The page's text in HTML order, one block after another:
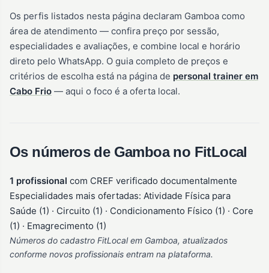
Os perfis listados nesta página declaram Gamboa como
área de atendimento — confira preço por sessão,
especialidades e avaliações, e combine local e horário
direto pelo WhatsApp. O guia completo de preços e
critérios de escolha está na página de personal trainer em
Cabo Frio — aqui o foco é a oferta local.
Os números de Gamboa no FitLocal
1 profissional com CREF verificado documentalmente
Especialidades mais ofertadas: Atividade Física para
Saúde (1) · Circuito (1) · Condicionamento Físico (1) · Core
(1) · Emagrecimento (1)
Números do cadastro FitLocal em Gamboa, atualizados
conforme novos profissionais entram na plataforma.